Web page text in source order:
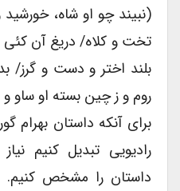
(نبیند چو او شاه، خورشید
تخت و کلاه/ دریغ آن کئی
بلند اختر و دست و گرز/
روم و ز چین بسته او ساو و
برای آنکه داستان بهرام
رادیویی تبدیل کنیم
داستان را مشخص کنیم.